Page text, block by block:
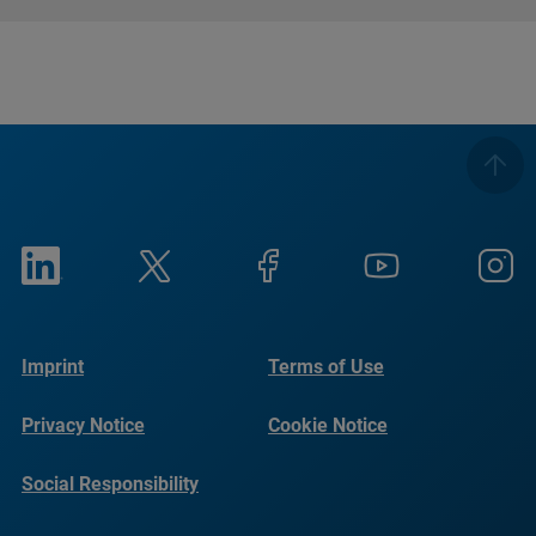
Imprint Terms of Use
Privacy Notice Cookie Notice
Social Responsibility